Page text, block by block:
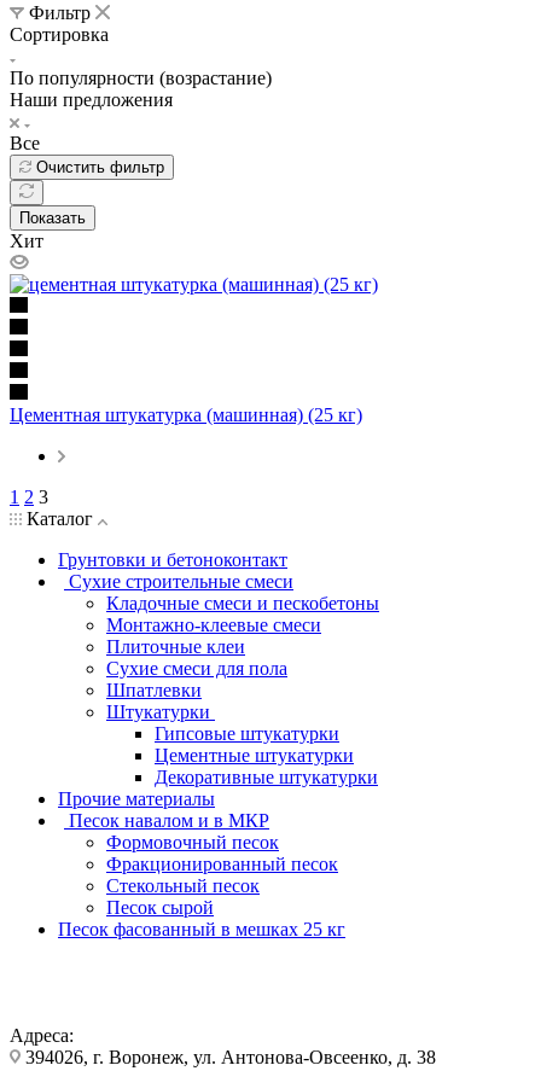
Фильтр
Сортировка
По популярности (возрастание)
Наши предложения
Все
Очистить фильтр
Показать
Хит
Цементная штукатурка (машинная) (25 кг)
1 2 3
Каталог
Грунтовки и бетоноконтакт
Сухие строительные смеси
Кладочные смеси и пескобетоны
Монтажно-клеевые смеси
Плиточные клеи
Сухие смеси для пола
Шпатлевки
Штукатурки
Гипсовые штукатурки
Цементные штукатурки
Декоративные штукатурки
Прочие материалы
Песок навалом и в МКР
Формовочный песок
Фракционированный песок
Стекольный песок
Песок сырой
Песок фасованный в мешках 25 кг
Адреса:
394026, г. Воронеж, ул. Антонова-Овсеенко, д. 38